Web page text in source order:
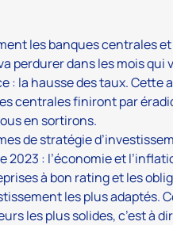
les banques centrales
perdurer dans les mois
: la hausse des taux. Cette
centrales finiront par
en sortirons.
de stratégie
2023 : l’économie et
à bon rating et les
les plus adaptés.
les plus solides, c’est à